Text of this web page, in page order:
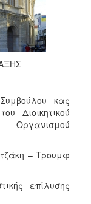
κας
Διοικητικού
Οργανισμού
– Τρουμφ
επίλυσης